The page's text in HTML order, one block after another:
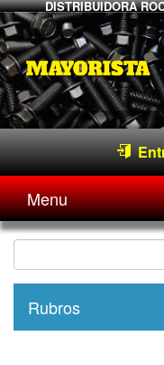
DISTRIBUIDORA
Menu
Rubros